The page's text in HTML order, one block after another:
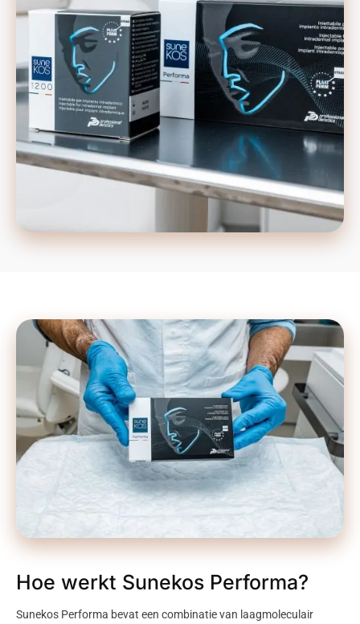
Hoe werkt Sunekos Performa?
Sunekos Performa bevat een combinatie van laagmoleculair